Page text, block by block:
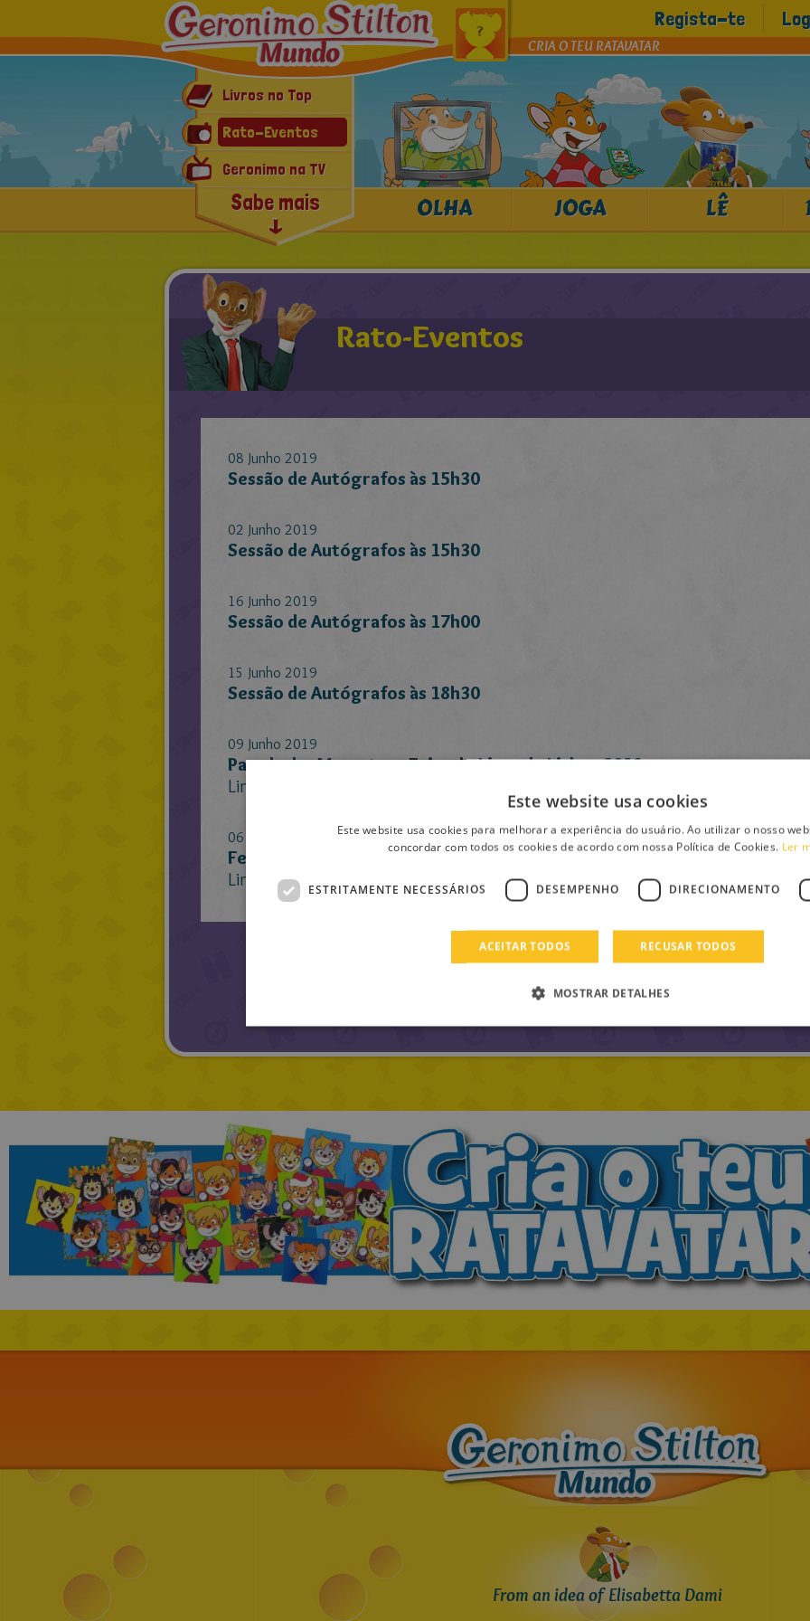
Livros no Top
Rato-Eventos
Geronimo na TV
Geronimo Mania
Últimas notícias
Sabe mais
CRIA O TEU RATAVATAR
Regista-te
OLHA JOGA LÊ
Rato-Eventos
08 Junho 2019
Sessão de Autógrafos às 15h30
02 Junho 2019
Sessão de Autógrafos às 15h30
16 Junho 2019
Sessão de Autógrafos às 17h00
15 Junho 2019
Sessão de Autógrafos às 18h30
09 Junho 2019
Parada das Mascotes - Feira do Livro de Lisboa 2019
Link para o vídeo: Vídeo
06 Maio 2019
Feira do Livro Escola de Mira Sintra
Link dos vídeos: Video 1 Video 2
From an idea of Elisabetta Dami
Este website usa cookies
Este website usa cookies para melhorar a experiência do usuário. Ao utilizar o nosso
concordar com todos os cookies de acordo com nossa Política de Cookies. Ler
ESTRITAMENTE NECESSÁRIOS DESEMPENHO DIRECIONAMENTO
ACEITAR TODOS RECUSAR TODOS
MOSTRAR DETALHES